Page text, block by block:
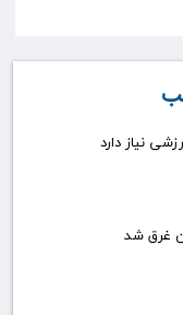
نیاز دارد
غرق شد